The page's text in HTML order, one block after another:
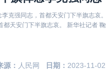
强同志，首都天安门下半旗志哀。 新华社记
都天安门下半旗志哀。 新华社记者
源： 人民网 日期： 2023-11-02